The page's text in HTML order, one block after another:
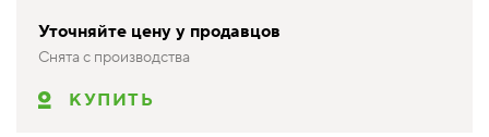
Уточняйте цену у продавцов
Снята с производства
КУПИТЬ